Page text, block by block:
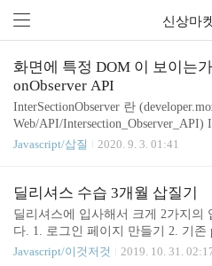
신상마
화면에 특정 DOM 이 보이는
onObserver API
InterSectionObserver 란
Web/API/Intersection_Observer_API)
ver API는 타겟 요소와 상위 요소 또
래와 같은 여러 가지 이유 때문에 필
지가 스크롤되는 도중에 발생하는
텐츠의 지연 로딩. 스크롤 시에, 더
드 및 렌더링 되어 사용자가 페이지
도 되게 하는 infinite-scroll을 구현.
Javascript/삽질 2020. 9. 3. 01:41
딜리셔스 수습 3개월 삽질기
딜리셔스에 입사해서 크게 2가지의
다. 1. 로그인 페이지 만들기 2. 기존
Vue 컨버팅 작업 로그인 페이지 만
Javascript/이것저것 2019. 10. 31.